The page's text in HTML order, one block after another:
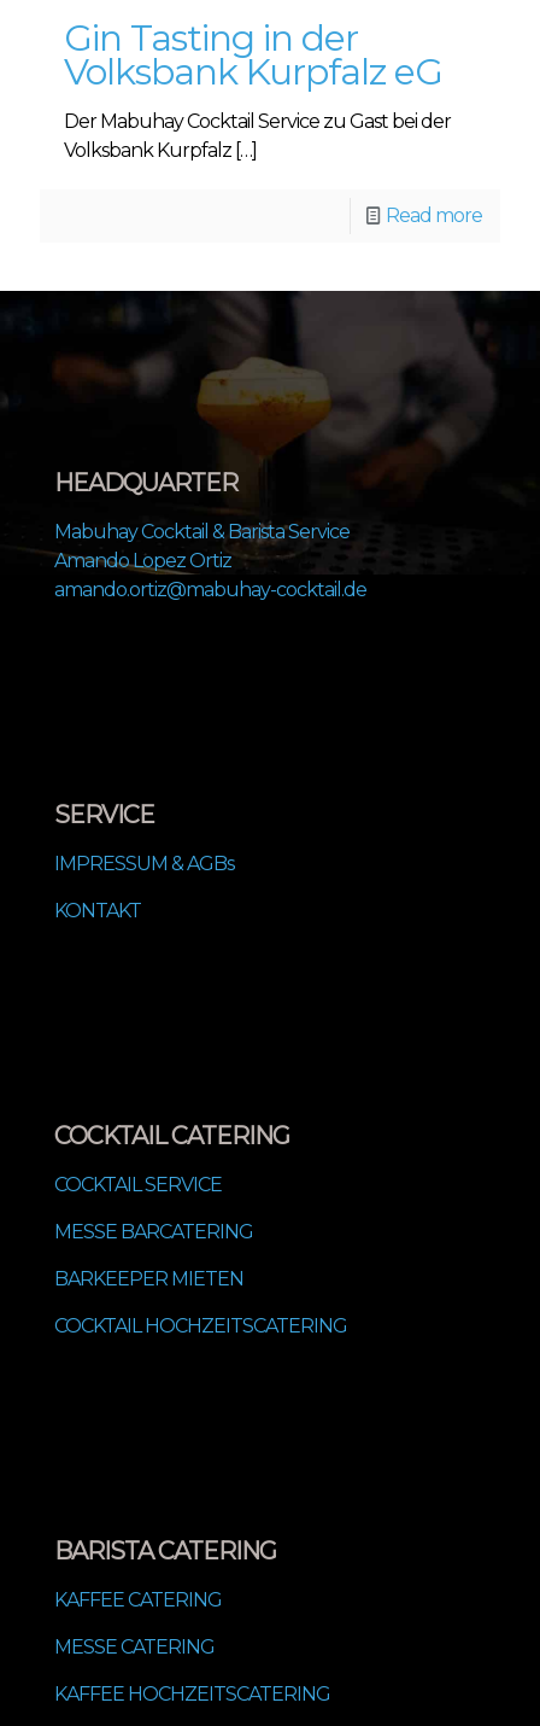
Gin Tasting in der
Volksbank Kurpfalz eG
Der Mabuhay Cocktail Service zu Gast bei der
Volksbank Kurpfalz […]
Read more
HEADQUARTER
Mabuhay Cocktail & Barista Service
Amando Lopez Ortiz
amando.ortiz@mabuhay-cocktail.de
SERVICE
IMPRESSUM & AGBs
KONTAKT
COCKTAIL CATERING
COCKTAIL SERVICE
MESSE BARCATERING
BARKEEPER MIETEN
COCKTAIL HOCHZEITSCATERING
BARISTA CATERING
KAFFEE CATERING
MESSE CATERING
KAFFEE HOCHZEITSCATERING